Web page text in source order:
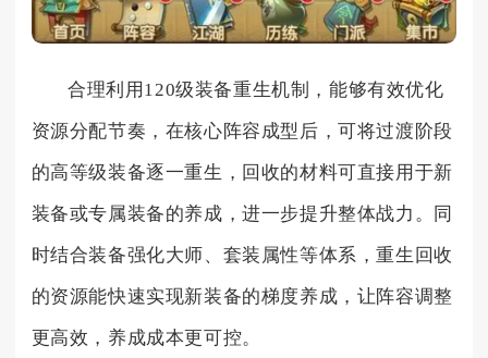
合理利用120级装备重生机制，能够有效优化
资源分配节奏，在核心阵容成型后，可将过渡阶段
的高等级装备逐一重生，回收的材料可直接用于新
装备或专属装备的养成，进一步提升整体战力。同
时结合装备强化大师、套装属性等体系，重生回收
的资源能快速实现新装备的梯度养成，让阵容调整
更高效，养成成本更可控。